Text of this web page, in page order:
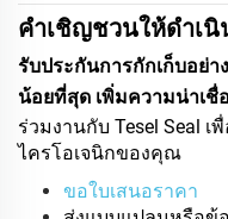
คำเชิญชวนให้ดำเนิ
รับประกันการกักเก็บอย่
น้อยที่สุด เพิ่มความน่าเชื่
ร่วมงานกับ Tesel Seal
ไครโอเจนิกของคุณ
ขอใบเสนอราคา